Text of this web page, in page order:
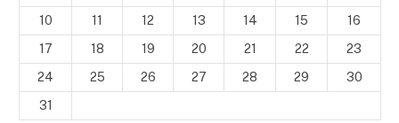
10
11 12 13 14 15
16
17
18 19 20 21 22
23
24
25 26 27 28 29
30
31